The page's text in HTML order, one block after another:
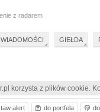
korzysta z plików cookie.
alert do portfela
z radarem
WIADOMOŚCI GIEŁDA